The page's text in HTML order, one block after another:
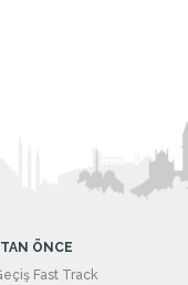
ÖNCE
Fast Track